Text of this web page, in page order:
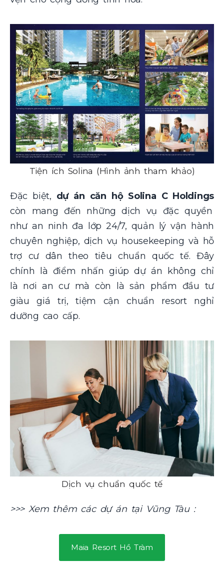
Tiện ích Solina (Hình ảnh tham khảo)
Đặc biệt, dự án căn hộ Solina C Holdings
còn mang đến những dịch vụ đặc quyền
như an ninh đa lớp 24/7, quản lý vận hành
chuyên nghiệp, dịch vụ housekeeping và hỗ
trợ cư dân theo tiêu chuẩn quốc tế. Đây
chính là điểm nhấn giúp dự án không chỉ
là nơi an cư mà còn là sản phẩm đầu tư
giàu giá trị, tiệm cận chuẩn resort nghỉ
dưỡng cao cấp.
Dịch vụ chuẩn quốc tế
>>> Xem thêm các dự án tại Vũng Tàu :
Maia Resort Hồ Tràm